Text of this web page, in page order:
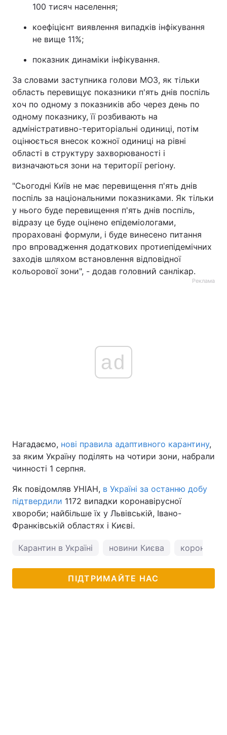
100 тисяч населення;
коефіцієнт виявлення випадків інфікування
не вище 11%;
показник динаміки інфікування.
За словами заступника голови МОЗ, як тільки
область перевищує показники п'ять днів поспіль
хоч по одному з показників або через день по
одному показнику, її розбивають на
адміністративно-територіальні одиниці, потім
оцінюється внесок кожної одиниці на рівні
області в структуру захворюваності і
визначаються зони на території регіону.
"Сьогодні Київ не має перевищення п'ять днів
поспіль за національними показниками. Як тільки
у нього буде перевищення п'ять днів поспіль,
відразу це буде оцінено епідеміологами,
прораховані формули, і буде винесено питання
про впровадження додаткових протиепідемічних
заходів шляхом встановлення відповідної
кольорової зони", - додав головний санлікар.
Реклама
ad
Нагадаємо, нові правила адаптивного карантину,
за яким Україну поділять на чотири зони, набрали
чинності 1 серпня.
Як повідомляв УНІАН, в Україні за останню добу
підтвердили 1172 випадки коронавірусної
хвороби; найбільше їх у Львівській, Івано-
Франківській областях і Києві.
Карантин в Україні новини Києва
ПІДТРИМАЙТЕ НАС